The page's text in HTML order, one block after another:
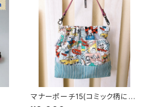
マナーポーチ15(コミック柄に青